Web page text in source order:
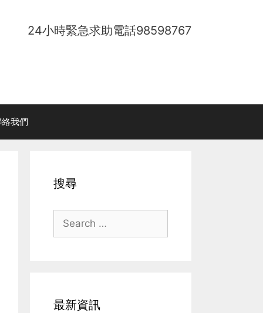
24小時緊急求助電話98598767
我們
搜尋
Search
for:
最新資訊